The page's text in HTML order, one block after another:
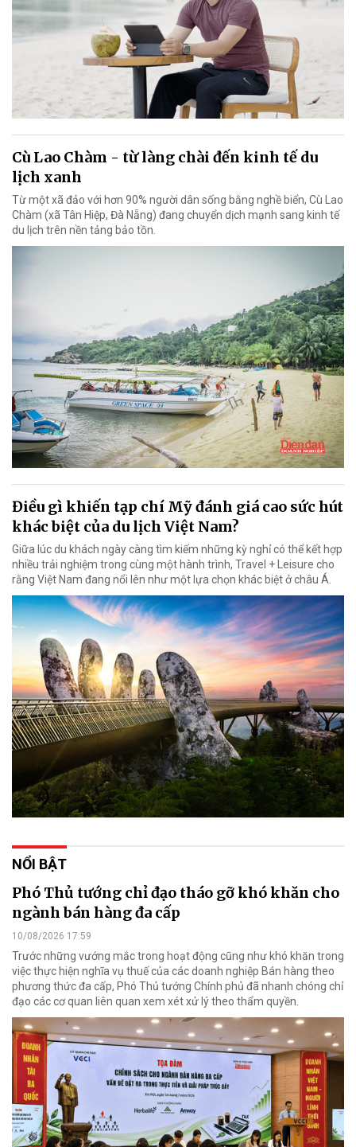
Cù Lao Chàm - từ làng chài đến kinh tế du
lịch xanh
Từ một xã đảo với hơn 90% người dân sống bằng nghề biển, Cù Lao
Chàm (xã Tân Hiệp, Đà Nẵng) đang chuyển dịch mạnh sang kinh tế
du lịch trên nền tảng bảo tồn.
Điều gì khiến tạp chí Mỹ đánh giá cao sức hút
khác biệt của du lịch Việt Nam?
Giữa lúc du khách ngày càng tìm kiếm những kỳ nghỉ có thể kết hợp
nhiều trải nghiệm trong cùng một hành trình, Travel + Leisure cho
rằng Việt Nam đang nổi lên như một lựa chọn khác biệt ở châu Á.
NỔI BẬT
Phó Thủ tướng chỉ đạo tháo gỡ khó khăn cho
ngành bán hàng đa cấp
10/08/2026 17:59
Trước những vướng mắc trong hoạt động cũng như khó khăn trong
việc thực hiện nghĩa vụ thuế của các doanh nghiệp Bán hàng theo
phương thức đa cấp, Phó Thủ tướng Chính phủ đã nhanh chóng chỉ
đạo các cơ quan liên quan xem xét xử lý theo thẩm quyền.